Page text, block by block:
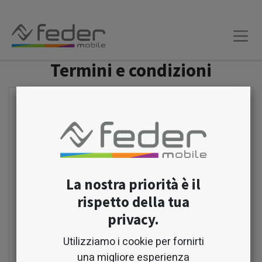
Termini e condizioni
gli utenti che il contenuto, il logo e gli altri
media visivi che hai creato sono di tua
proprietà e sono protetti dalle leggi sul
Una clausolaRisoluzioneindica che gli
account degli utenti sul tuo sito web e le
app mobili o l'accesso degli utenti al tuo
sito web e alle app mobili (se gli utenti non
possono avere un account) possono
La nostra priorità è il
rispetto della tua
privacy.
Utilizziamo i cookie per fornirti
una migliore esperienza